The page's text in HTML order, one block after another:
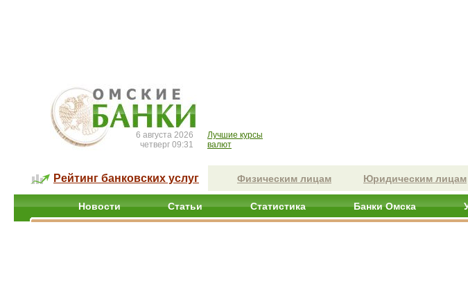
6 августа 2026
четверг 09:31
Лучшие курсы
валют
Рейтинг банковских услуг Физическим лицам Юридическим лицам
Новости Статьи Статистика Банки Омска